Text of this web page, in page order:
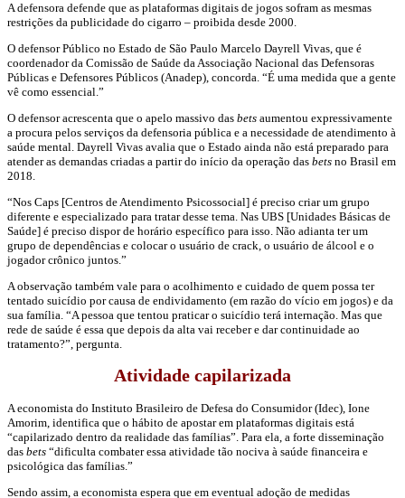
A defensora defende que as plataformas digitais de jogos sofram as mesmas
restrições da publicidade do cigarro – proibida desde 2000.
O defensor Público no Estado de São Paulo Marcelo Dayrell Vivas, que é
coordenador da Comissão de Saúde da Associação Nacional das Defensoras
Públicas e Defensores Públicos (Anadep), concorda. “É uma medida que a gente
vê como essencial.”
O defensor acrescenta que o apelo massivo das bets aumentou expressivamente
a procura pelos serviços da defensoria pública e a necessidade de atendimento à
saúde mental. Dayrell Vivas avalia que o Estado ainda não está preparado para
atender as demandas criadas a partir do início da operação das bets no Brasil em
2018.
“Nos Caps [Centros de Atendimento Psicossocial] é preciso criar um grupo
diferente e especializado para tratar desse tema. Nas UBS [Unidades Básicas de
Saúde] é preciso dispor de horário específico para isso. Não adianta ter um
grupo de dependências e colocar o usuário de crack, o usuário de álcool e o
jogador crônico juntos.”
A observação também vale para o acolhimento e cuidado de quem possa ter
tentado suicídio por causa de endividamento (em razão do vício em jogos) e da
sua família. “A pessoa que tentou praticar o suicídio terá internação. Mas que
rede de saúde é essa que depois da alta vai receber e dar continuidade ao
tratamento?”, pergunta.
Atividade capilarizada
A economista do Instituto Brasileiro de Defesa do Consumidor (Idec), Ione
Amorim, identifica que o hábito de apostar em plataformas digitais está
“capilarizado dentro da realidade das famílias”. Para ela, a forte disseminação
das bets “dificulta combater essa atividade tão nociva à saúde financeira e
psicológica das famílias.”
Sendo assim, a economista espera que em eventual adoção de medidas